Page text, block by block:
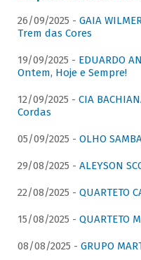
26/09/2025 - GAIA
Trem das Cores
19/09/2025 - EDUARDO
Ontem, Hoje e Sempre!
12/09/2025 - CIA
Cordas
05/09/2025 - OLHO
29/08/2025 - ALEYSON
22/08/2025 - QUARTETO
15/08/2025 - QUARTETO
08/08/2025 - GRUPO